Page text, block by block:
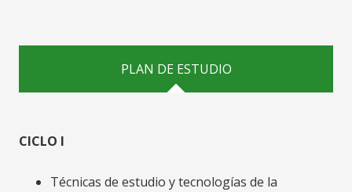
PLAN DE ESTUDIO
CICLO I
Técnicas de estudio y tecnologías de la